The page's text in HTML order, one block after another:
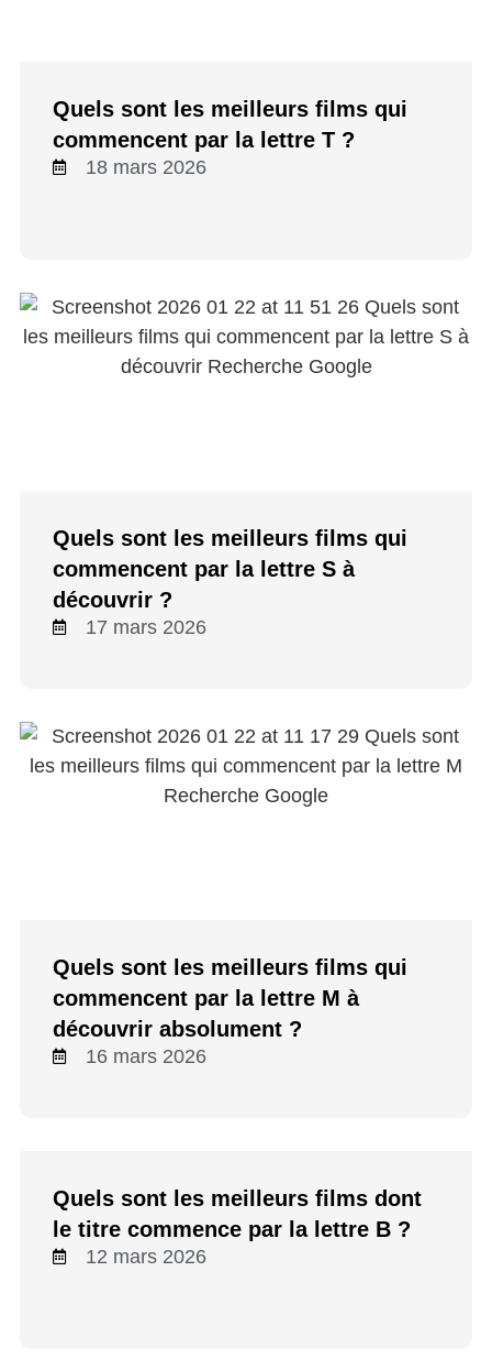
Quels sont les meilleurs films qui
commencent par la lettre T ?
18 mars 2026
Quels sont les meilleurs films qui
commencent par la lettre S à
découvrir ?
17 mars 2026
Quels sont les meilleurs films qui
commencent par la lettre M à
découvrir absolument ?
16 mars 2026
Quels sont les meilleurs films dont
le titre commence par la lettre B ?
12 mars 2026